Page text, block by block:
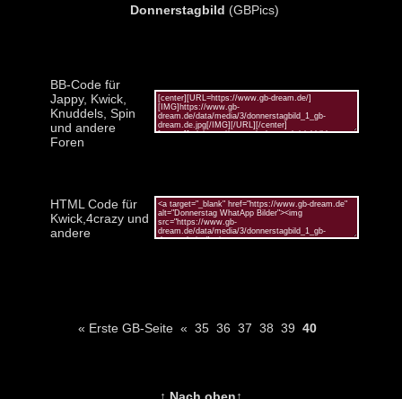
Donnerstagbild (GBPics)
BB-Code für
Jappy, Kwick,
Knuddels, Spin
und andere
Foren
HTML Code für
Kwick,4crazy und
andere
« Erste GB-Seite « 35 36 37 38 39 40
↑ Nach oben↑